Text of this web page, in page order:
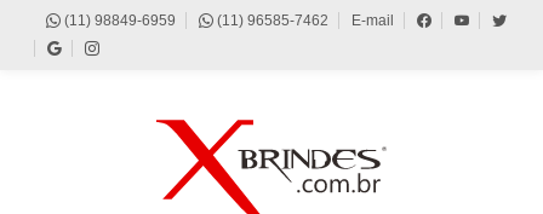
(11) 98849-6959 (11) 96585-7462 E-mail